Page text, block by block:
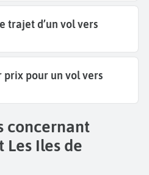
trajet d’un vol vers
prix pour un vol vers
concernant
Les Iles de